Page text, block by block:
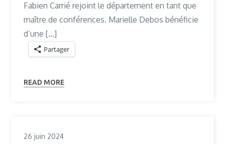
Fabien Carrié rejoint le département en tant que
maître de conférences. Marielle Debos bénéficie
d’une […]
Partager
READ MORE
26 juin 2024